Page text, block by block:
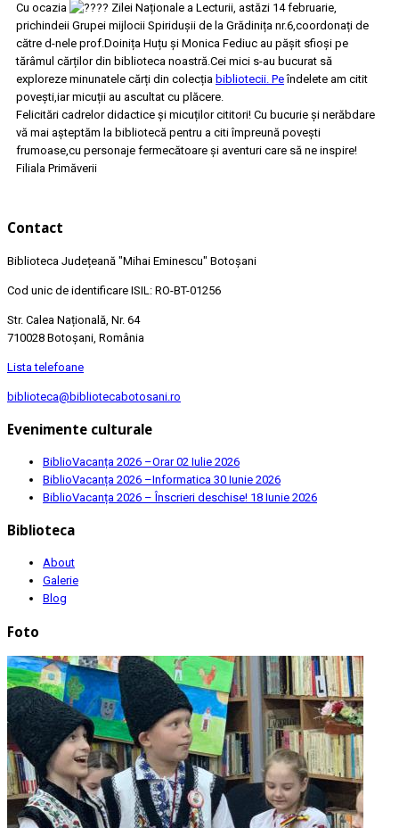
Cu ocazia
Zilei Naționale a Lecturii, astăzi 14 februarie,
prichindeii Grupei mijlocii Spiridușii de la Grădinița nr.6,coordonați de
către d-nele prof.Doinița Huțu și Monica Fediuc au pășit sfioși pe
tărâmul cărților din biblioteca noastră.Cei mici s-au bucurat să
exploreze minunatele cărți din colecția bibliotecii. Peîndelete am citit
povești,iar micuții au ascultat cu plăcere.
Felicitări cadrelor didactice și micuților cititori! Cu bucurie și nerăbdare
vă mai așteptăm la bibliotecă pentru a citi împreună povești
frumoase,cu personaje fermecătoare și aventuri care să ne inspire!
Filiala Primăverii
Contact
Biblioteca Județeană "Mihai Eminescu" Botoșani
Cod unic de identificare ISIL: RO-BT-01256
Str. Calea Națională, Nr. 64
710028 Botoșani, România
Lista telefoane
biblioteca@bibliotecabotosani.ro
Evenimente culturale
BiblioVacanța 2026 –Orar02 Iulie 2026
BiblioVacanța 2026 –Informatica 30 Iunie 2026
BiblioVacanța 2026 – Înscrieri deschise! 18 Iunie 2026
Biblioteca
About
Galerie
Blog
Foto